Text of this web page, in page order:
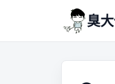
臭